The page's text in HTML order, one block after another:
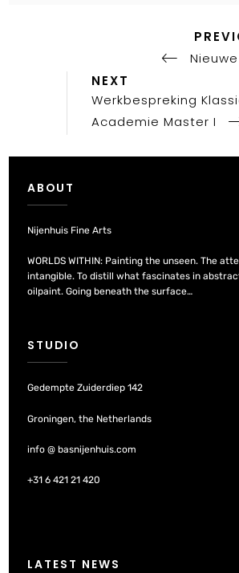
navigation
Next
Post
NEXT
Werkbespreking
Academie Master I
ABOUT
Nijenhuis Fine Arts
WORLDS WITHIN: Painting the unseen. The
intangible. To distill what fascinates in
oilpaint. Going beneath the surface…
STUDIO
Gedempte Zuiderdiep 142
Groningen, the Netherlands
info @ basnijenhuis.com
+31 6 421 21 420
LATEST NEWS